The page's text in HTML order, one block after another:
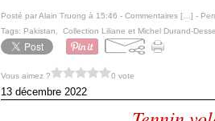
Posté par Alain Truong à 15:46 - Commentaires [ ] -
Tags: Pakistan Collection Liliane et Michel Durand-
Vous aimez ? 0 vote
13 décembre 2022